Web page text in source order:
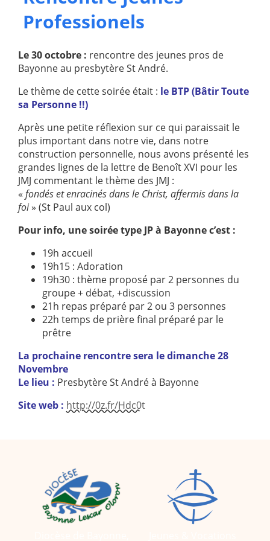
Paray-le-
École de la
Terre
Sainte
R.E. de
Taizé
Animateurs
Étudiants
Pros
Collégiens
& lycéens
Pastorales
des
jeunes
locales
Groupe
Repères
Groupe
Diaconia
Nouvelles
d'Orient
Divers
Tags
—
2006
2007
2008
2011
2012
2013
2018
Professionels
Le 30 octobre : rencontre des jeunes pros de
Bayonne au presbytère St André.
Le thème de cette soirée était : le BTP (Bâtir Toute
sa Personne !!)
Après une petite réflexion sur ce qui paraissait le
plus important dans notre vie, dans notre
construction personnelle, nous avons présenté les
grandes lignes de la lettre de Benoît XVI pour les
JMJ commentant le thème des JMJ :
« fondés et enracinés dans le Christ, affermis dans la
foi» (St Paul aux col)
Pour info, une soirée type JP à Bayonne c’est :
19h accueil
19h15 : Adoration
19h30 : thème proposé par 2 personnes du
groupe + débat, +discussion
21h repas préparé par 2 ou 3 personnes
22h temps de prière final préparé par le
prêtre
La prochaine rencontre sera le dimanche 28
Novembre
Le lieu : Presbytère St André à Bayonne
Site web : http://0z.fr/Hdc0t